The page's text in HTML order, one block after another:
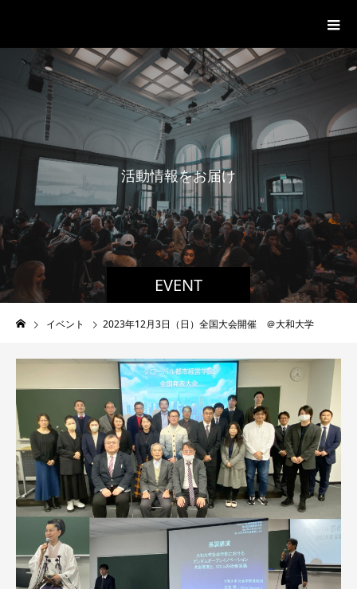
一般社団法人グローバル都市経営学
EVENT
活動情報をお届け
イベント 2023年12月3日（日）全国大会開催 ＠大和大学